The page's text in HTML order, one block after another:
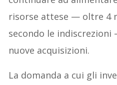
risorse attese — oltre 4
secondo le
nuove acquisizioni.
La domanda a cui gli